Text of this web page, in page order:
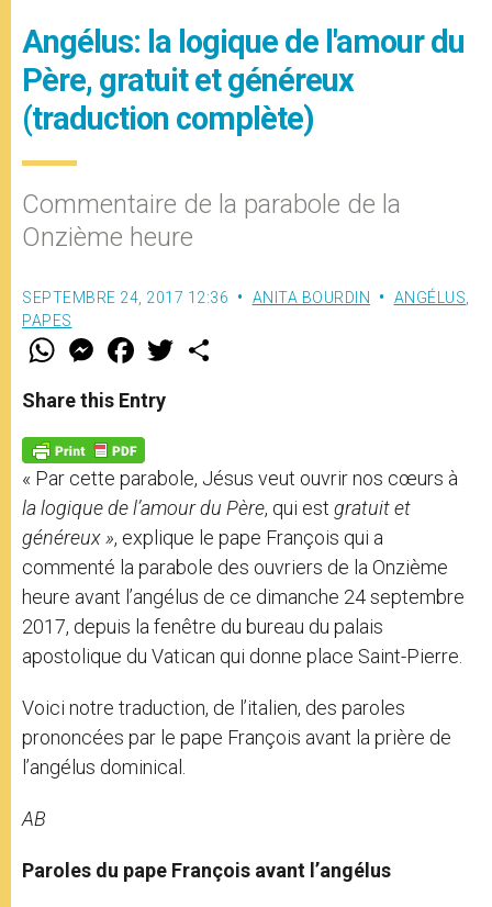
Angélus: la logique de l'amour du
Père, gratuit et généreux
(traduction complète)
Commentaire de la parabole de la
Onzième heure
SEPTEMBRE 24, 2017 12:36 ANITA BOURDIN ANGÉLUS
PAPES
W
t
s
p
p
M
e
s
e
g
e
r
F
a
e
b
o
k
w
Share this Entry
« Par cette parabole, Jésus veut ouvrir nos cœurs à
la logique de l’amourdu Père, qui est gratuit et
généreux », explique le pape François qui a
commenté la parabole des ouvriers de la Onzième
heure avant l’angélus de ce dimanche 24 septembre
2017, depuis la fenêtre du bureau du palais
apostolique du Vatican qui donne place Saint-Pierre.
Voici notre traduction, de l’italien, des paroles
prononcées par le pape François avant la prière de
l’angélus dominical.
AB
Paroles du pape François avant l’angélus